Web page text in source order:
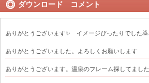
ダウンロード コメント
ありがとうございます✨ イメージぴったりでした🙇
ありがとうございました。よろしくお願いします
ありがとうございます。温泉のフレーム探してました